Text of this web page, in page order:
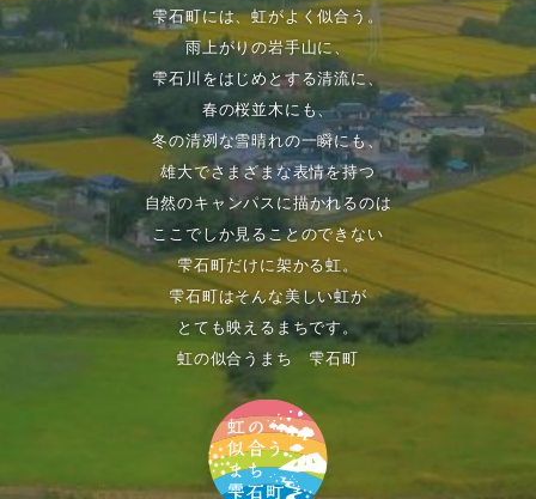
雫石町には、虹がよく似合う。
雨上がりの岩手山に、
雫石川をはじめとする清流に、
春の桜並木にも、
冬の清冽な雪晴れの一瞬にも、
雄大でさまざまな表情を持つ
自然のキャンパスに描かれるのは
ここでしか見ることのできない
雫石町だけに架かる虹。
雫石町はそんな美しい虹が
とても映えるまちです。
虹の似合うまち 雫石町